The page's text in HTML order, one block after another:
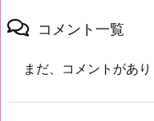
コメント一覧
まだ、コメントがあ